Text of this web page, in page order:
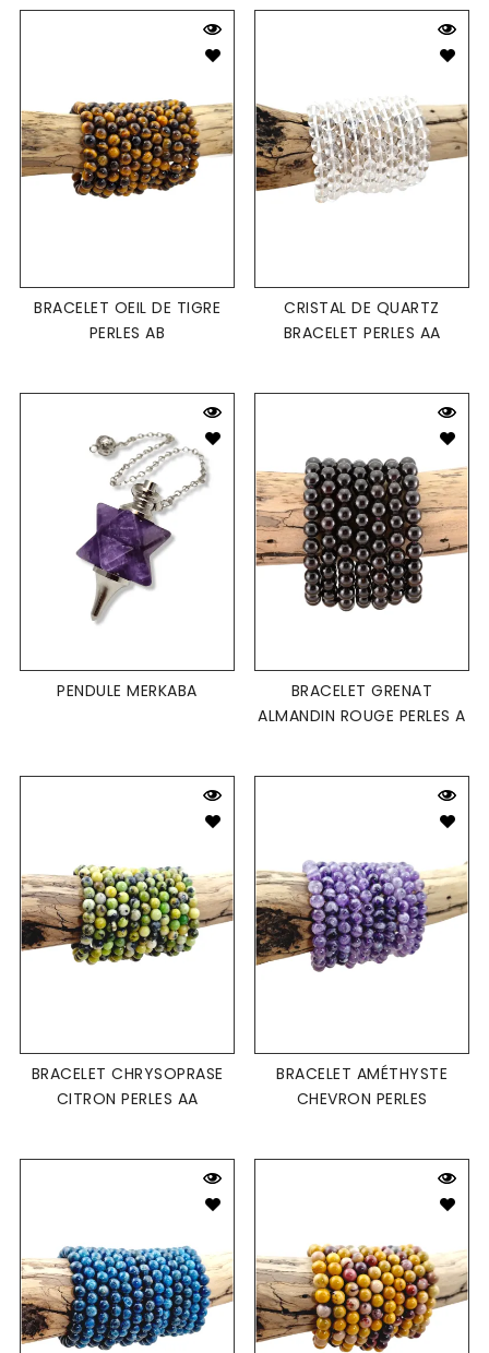
BRACELET OEIL DE TIGRE
PERLES AB
CRISTAL DE QUARTZ
BRACELET PERLES AA
PENDULE MERKABA
BRACELET GRENAT
ALMANDIN ROUGE PERLES A
BRACELET CHRYSOPRASE
CITRON PERLES AA
BRACELET AMÉTHYSTE
CHEVRON PERLES